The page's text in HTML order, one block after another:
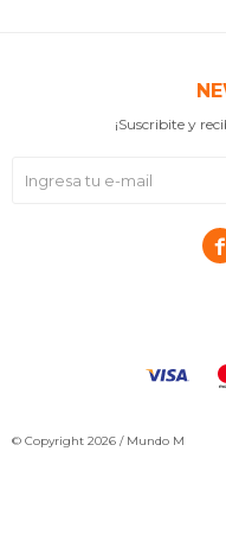
¡Suscribite y

© Copyright 2026 / Mundo M